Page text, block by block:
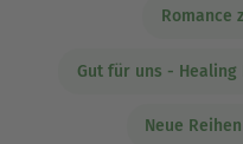
Romance
Gut für uns - Healing
Neue